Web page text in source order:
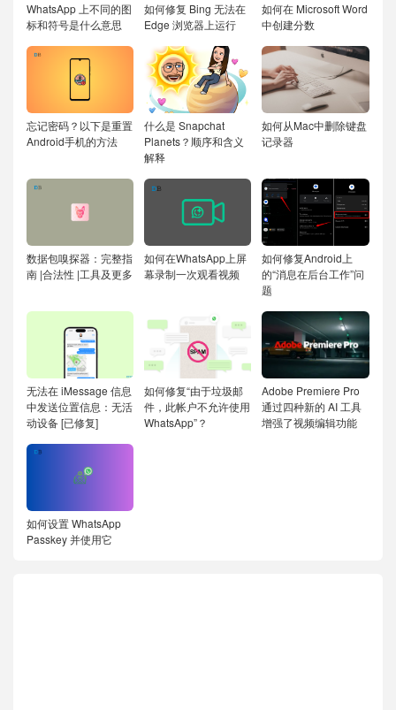
WhatsApp 上不同的图
标和符号是什么意思
如何修复 Bing 无法在
Edge 浏览器上运行
如何在 Microsoft Word
中创建分数
忘记密码？以下是重置
Android手机的方法
什么是 Snapchat
Planets？顺序和含义
解释
如何从Mac中删除键盘
记录器
数据包嗅探器：完整指
南 |合法性 |工具及更多
如何在WhatsApp上屏
幕录制一次观看视频
如何修复Android上
的“消息在后台工作”问
题
无法在 iMessage 信息
中发送位置信息：无活
动设备 [已修复]
如何修复“由于垃圾邮
件，此帐户不允许使用
WhatsApp”？
Adobe Premiere Pro
通过四种新的 AI 工具
增强了视频编辑功能
如何设置 WhatsApp
Passkey 并使用它